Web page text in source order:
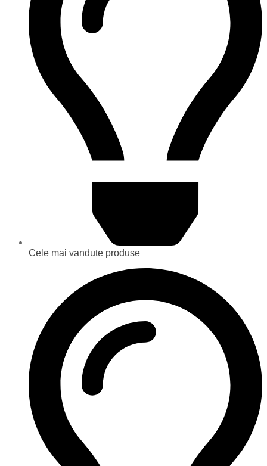
Cele mai vandute produse